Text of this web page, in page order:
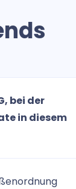
bei der
in diesem